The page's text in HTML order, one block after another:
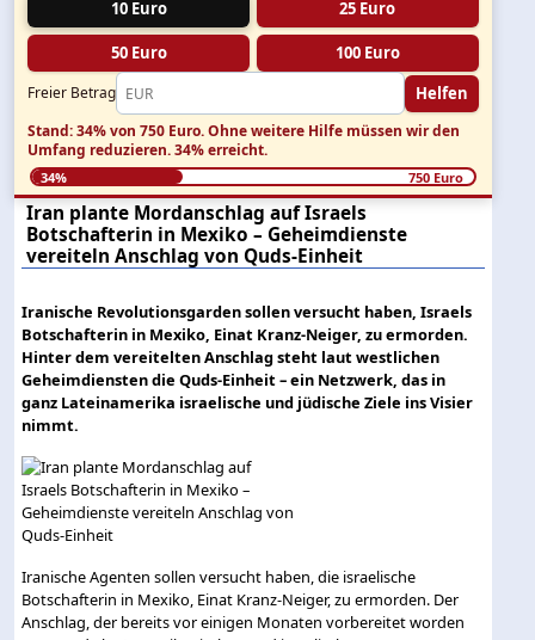
10 Euro
25 Euro
50 Euro 100 Euro
Freier Betrag Helfen
Stand: 34% von 750 Euro.Ohne weitere Hilfe müssen wir den
Umfang reduzieren.34% erreicht.
34% 750 Euro
Iran plante Mordanschlag auf Israels
Botschafterin in Mexiko – Geheimdienste
vereiteln Anschlag von Quds-Einheit
Iranische Revolutionsgarden sollen versucht haben, Israels
Botschafterin in Mexiko, Einat Kranz-Neiger, zu ermorden.
Hinter dem vereitelten Anschlag steht laut westlichen
Geheimdiensten die Quds-Einheit – ein Netzwerk, das in
ganz Lateinamerika israelische und jüdische Ziele ins Visier
nimmt.
Iranische Agenten sollen versucht haben, die israelische
Botschafterin in Mexiko, Einat Kranz-Neiger, zu ermorden. Der
Anschlag, der bereits vor einigen Monaten vorbereitet worden